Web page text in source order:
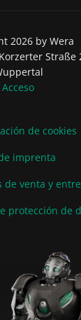
2026 by Wera
Straße
Acceso
de cookies
imprenta
de venta y
protección de